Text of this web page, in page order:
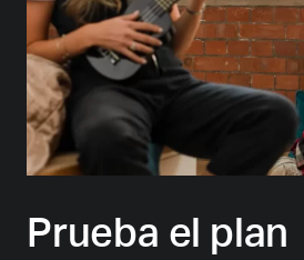
Prueba el plan